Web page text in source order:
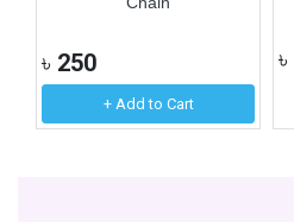
৳ 250
+ Add to Cart
৳